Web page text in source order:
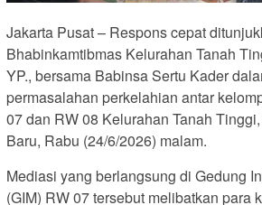
Jakarta Pusat – Respons cepat
Bhabinkamtibmas Kelurahan Tanah
YP., bersama Babinsa Sertu Kader
permasalahan perkelahian antar
07 dan RW 08 Kelurahan Tanah
Baru, Rabu (24/6/2026) malam.
Mediasi yang berlangsung di Gedung
(GIM) RW 07 tersebut melibatkan para